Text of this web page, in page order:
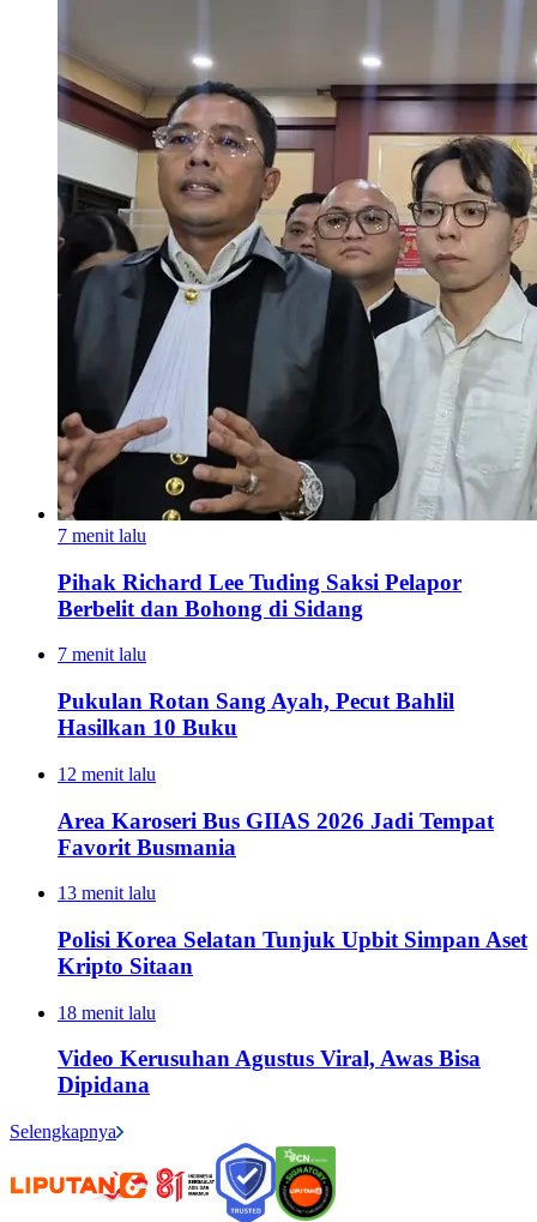
7 menit lalu
Pihak Richard Lee Tuding Saksi Pelapor
Berbelit dan Bohong di Sidang
7 menit lalu
Pukulan Rotan Sang Ayah, Pecut Bahlil
Hasilkan 10 Buku
12 menit lalu
Area Karoseri Bus GIIAS 2026 Jadi Tempat
Favorit Busmania
13 menit lalu
Polisi Korea Selatan Tunjuk Upbit Simpan Aset
Kripto Sitaan
18 menit lalu
Video Kerusuhan Agustus Viral, Awas Bisa
Dipidana
Selengkapnya